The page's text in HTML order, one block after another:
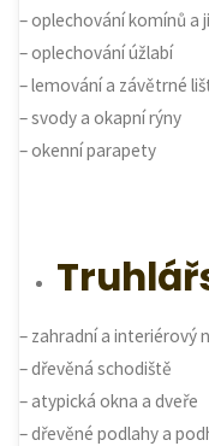
– oplechování komínů a
– oplechování úžlabí
– lemování a závětrné
– svody a okapní rýny
– okenní parapety
– zahradní a interiérový
– dřevěná schodiště
– atypická okna a dveře
– dřevěné podlahy a